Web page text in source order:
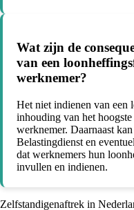
Wat zijn de
van een
werknemer?
Het niet indienen van een
inhouding van het
werknemer. Daarnaast
Belastingdienst en
dat werknemers hun
invullen en indienen.
Zelfstandigenaftrek in